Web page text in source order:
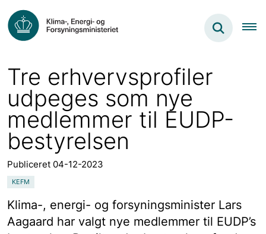
Tre erhvervsprofiler
udpeges som nye
medlemmer til EUDP-
bestyrelsen
Publiceret 04-12-2023
KEFM
Klima-, energi- og forsyningsminister Lars
Aagaard har valgt nye medlemmer til EUDP’s